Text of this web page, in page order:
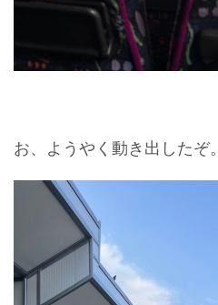
お、ようやく動き出したぞ。